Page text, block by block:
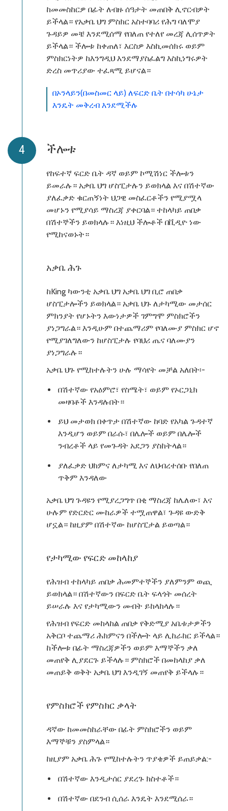
ከመመስከርዎ በፊት ለብዙ ሰዓታት መጠበቅ ሊኖርብዎት
ይችላል። የአቃቤ ህግ ምስክር አስተባባሪ የሕግ ባለሞያ
ጉዳይዎ መቼ እንደሚሰማ የበለጠ የተለየ መረጃ ሊሰጥዎት
ይችላል። ችሎቱ ከቀጠለ፣ እርስዎ እስኪመሰክሩ ወይም
ምስክርነትዎ ከእንግዲህ እንደማያስፈልግ እስኪነግሩዎት
ድረስ መጥሪያው ተፈጻሚ ይሆናል።
በኦንላይን(በመስመር ላይ) ለፍርድ ቤት በተሳካ ሁኔታ
እንዴት መቅረብ እንደሚችሉ
ችሎቱ
የከፍተኛ ፍርድ ቤት ዳኛ ወይም ኮሚሽነር ችሎቱን
ይመራሉ። አቃቤ ህግ ሆስፒታሉን ይወክላል እና በሽተኛው
ያለፈቃድ ቁርጠኝነት ህጋዊ መስፈርቶችን የሚያሟላ
መሆኑን የሚያሳይ ማስረጃ ያቀርባል። ተከላካይ ጠበቃ
በሽተኞችን ይወክላሉ። እነዚህ ችሎቶች በቪዲዮ ነው
የሚከናወኑት።
አቃቤ ሕጉ
ከKing ካውንቲ አቃቤ ህግ አቃቤ ህግ ቢሮ ጠበቃ
ሆስፒታሎችን ይወክላል። አቃቤ ህጉ ለታካሚው መታሰር
ምክንያት የሆኑትን እውነታዎች ገምግሞ ምስክሮችን
ያነጋግራል። እንዲሁም በተጨማሪም የባለሙያ ምስክር ሆኖ
የሚያገለግለውን ከሆስፒታሉ የባህሪ ጤና ባለሙያን
ያነጋግራሉ።
አቃቤ ህጉ የሚከተሉትን ሁሉ ማሳየት መቻል አለበት፡-
በሽተኛው የአዕምሮ፣ የስሜት፣ ወይም የኦርጋኒክ
መዛባቶች እንዳሉበት።
ይህ መታወክ በቀጥታ በሽተኛው ከባድ የአካል ጉዳተኛ
እንዲሆን ወይም በራሱ፣ በሌሎች ወይም በሌሎች
ንብረቶች ላይ የመጉዳት አደጋን ያስከትላል።
ያለፈቃድ ህክምና ለታካሚ እና ለህብረተሰቡ የበለጠ
ጥቅም እንዳለው
አቃቤ ህግ ጉዳዩን የሚያረጋግጥ በቂ ማስረጃ ከሌለው፣ እና
ሁሉም የድርድር ሙከራዎች ተሟጠዋል፣ ጉዳዩ ውድቅ
ሆኗል። ከዚያም በሽተኛው ከሆስፒታል ይወጣል።
የታካሚው የፍርድ መከላከያ
የሕዝብ ተከላካይ ጠበቃ ሕመምተኞችን ያለምንም ወጪ
ይወክላል። በሽተኛውን በፍርድ ቤት ፍላጎት መሰረት
ይሠራሉ እና የታካሚውን መብት ይከላከላሉ።
የሕዝብ የፍርድ መከላከል ጠበቃ የቅድሚያ አቤቱታዎችን
አቅርቦ ተጨማሪ ሕክምናን በችሎት ላይ ሊከራከር ይችላል።
ከችሎቱ በፊት ማስረጃዎችን ወይም እማኞችን ቃለ
መጠየቅ ሊያደርጉ ይችላሉ። ምስክሮች በመከላከያ ቃለ
መጠይቅ ወቅት አቃቤ ህግ እንዲገኝ መጠየቅ ይችላሉ።
የምስክሮች የምስክር ቃላት
ዳኛው ከመመስከራቸው በፊት ምስክሮችን ወይም
እማኞቹን ያስምላል።
ከዚያም አቃቤ ሕጉ የሚከተሉትን ጥያቄዎች ይጠይቃል:-
በሽተኛው እንዲታሰር ያደረጉ ክስተቶች።
በሽተኛው በደንብ ሲሰራ እንዴት እንደሚሰራ።